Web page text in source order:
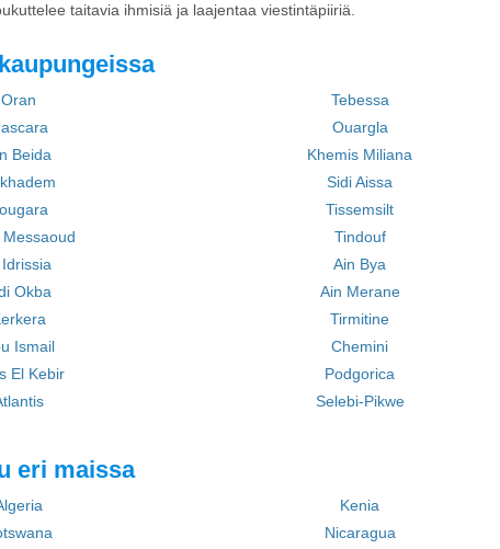
taitavia ihmisiä ja laajentaa viestintäpiiriä.
Oran
Tebessa
Ouargla
Beida
Khemis Miliana
Sidi Aissa
Tissemsilt
Messaoud
Tindouf
Idrissia
Ain Bya
Okba
Ain Merane
Tirmitine
Ismail
Chemini
El Kebir
Podgorica
Selebi-Pikwe
eri maissa
Kenia
Nicaragua